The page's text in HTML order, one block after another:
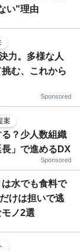
い"理由
力。多様な人
む、これから
Sponsored
案
？少人数組織
」で進めるDX
Sponsored
水でも食料で
けは担いで逃
ノ2選